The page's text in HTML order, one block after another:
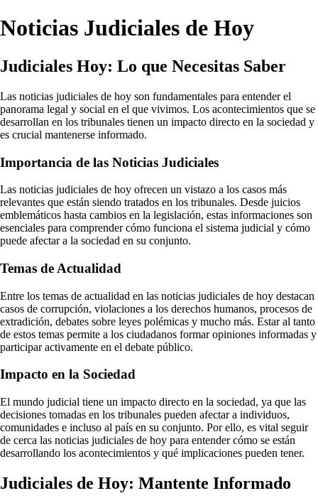
Noticias Judiciales de Hoy
Judiciales Hoy: Lo que Necesitas Saber
Las noticias judiciales de hoy son fundamentales para entender el
panorama legal y social en el que vivimos. Los acontecimientos que se
desarrollan en los tribunales tienen un impacto directo en la sociedad y
es crucial mantenerse informado.
Importancia de las Noticias Judiciales
Las noticias judiciales de hoy ofrecen un vistazo a los casos más
relevantes que están siendo tratados en los tribunales. Desde juicios
emblemáticos hasta cambios en la legislación, estas informaciones son
esenciales para comprender cómo funciona el sistema judicial y cómo
puede afectar a la sociedad en su conjunto.
Temas de Actualidad
Entre los temas de actualidad en las noticias judiciales de hoy destacan
casos de corrupción, violaciones a los derechos humanos, procesos de
extradición, debates sobre leyes polémicas y mucho más. Estar al tanto
de estos temas permite a los ciudadanos formar opiniones informadas y
participar activamente en el debate público.
Impacto en la Sociedad
El mundo judicial tiene un impacto directo en la sociedad, ya que las
decisiones tomadas en los tribunales pueden afectar a individuos,
comunidades e incluso al país en su conjunto. Por ello, es vital seguir
de cerca las noticias judiciales de hoy para entender cómo se están
desarrollando los acontecimientos y qué implicaciones pueden tener.
Judiciales de Hoy: Mantente Informado